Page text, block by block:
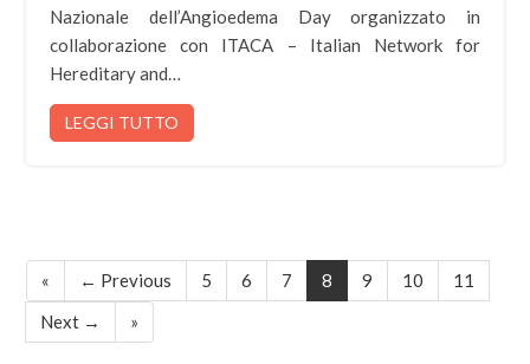
Nazionale dell’Angioedema Day organizzato in
collaborazione con ITACA – Italian Network for
Hereditary and…
LEGGI TUTTO
« ← Previous 5 6 7 8 9 10
11
Next →
»